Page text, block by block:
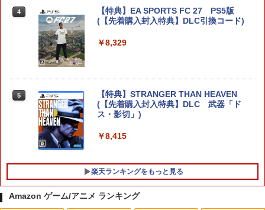
Proコントローラー スイッチ2 プロコン
トローラー プロコン BEE-A-FSSKA
￥9,890
n [I~III] Switch2版(【Switch2版購入封
入特典】キーブレード「LONG NIGHT
(ロングナイト)」)
￥9,900
4
【特典】EA SPORTS FC 27 PS5版
(【先着購入封入特典】DLC引換コード)
￥8,329
5
【特典】STRANGER THAN HEAVEN
(【先着購入封入特典】DLC 武器「ド
ス・影切」)
￥8,415
楽天ランキングをもっと見る
Amazon ゲーム/アニメ ランキング